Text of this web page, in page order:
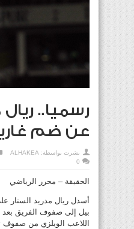
رسميا..
عن ضم
نشرت بواسطة: ALHAKEA
0
الحقيقة – محرر الرياضي
أسدل ريال مدريد الستار
بيل إلى صفوف الفريق
اللاعب الويلزي من صفوف